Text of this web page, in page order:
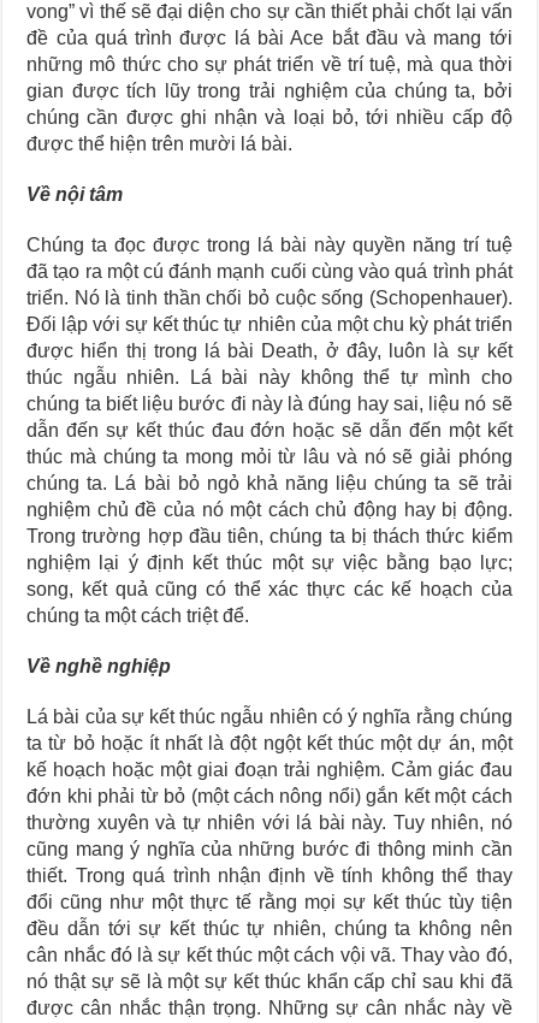
vong” vì thế sẽ đại diện cho sự cần thiết phải chốt lại vấn
đề của quá trình được lá bài Ace bắt đầu và mang tới
những mô thức cho sự phát triển về trí tuệ, mà qua thời
gian được tích lũy trong trải nghiệm của chúng ta, bởi
chúng cần được ghi nhận và loại bỏ, tới nhiều cấp độ
được thể hiện trên mười lá bài.
Về nội tâm
Chúng ta đọc được trong lá bài này quyền năng trí tuệ
đã tạo ra một cú đánh mạnh cuối cùng vào quá trình phát
triển. Nó là tinh thần chối bỏ cuộc sống (Schopenhauer).
Đối lập với sự kết thúc tự nhiên của một chu kỳ phát triển
được hiển thị trong lá bài Death, ở đây, luôn là sự kết
thúc ngẫu nhiên. Lá bài này không thể tự mình cho
chúng ta biết liệu bước đi này là đúng hay sai, liệu nó sẽ
dẫn đến sự kết thúc đau đớn hoặc sẽ dẫn đến một kết
thúc mà chúng ta mong mỏi từ lâu và nó sẽ giải phóng
chúng ta. Lá bài bỏ ngỏ khả năng liệu chúng ta sẽ trải
nghiệm chủ đề của nó một cách chủ động hay bị động.
Trong trường hợp đầu tiên, chúng ta bị thách thức kiểm
nghiệm lại ý định kết thúc một sự việc bằng bạo lực;
song, kết quả cũng có thể xác thực các kế hoạch của
chúng ta một cách triệt để.
Về nghề nghiệp
Lá bài của sự kết thúc ngẫu nhiên có ý nghĩa rằng chúng
ta từ bỏ hoặc ít nhất là đột ngột kết thúc một dự án, một
kế hoạch hoặc một giai đoạn trải nghiệm. Cảm giác đau
đớn khi phải từ bỏ (một cách nông nổi) gắn kết một cách
thường xuyên và tự nhiên với lá bài này. Tuy nhiên, nó
cũng mang ý nghĩa của những bước đi thông minh cần
thiết. Trong quá trình nhận định về tính không thể thay
đổi cũng như một thực tế rằng mọi sự kết thúc tùy tiện
đều dẫn tới sự kết thúc tự nhiên, chúng ta không nên
cân nhắc đó là sự kết thúc một cách vội vã. Thay vào đó,
nó thật sự sẽ là một sự kết thúc khẩn cấp chỉ sau khi đã
được cân nhắc thận trọng. Những sự cân nhắc này về